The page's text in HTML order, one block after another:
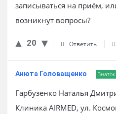
записываться на приём,
возникнут вопросы?
20 Ответить
Анюта Головащенко Знаток
Гарбузенко Наталья
Клиника AIRMED, ул.